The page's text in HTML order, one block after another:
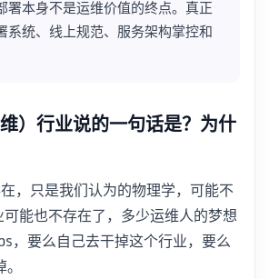
署本身不是运维价值的终点。真正
系统、线上规范、服务架构掌控和
）行业说的一句话是？为什
，只是我们认为的物理学，可能不
能也不存在了，多少运维人的梦想
，要么自己去干掉这个行业，要么